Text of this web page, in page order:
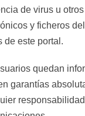
de virus u
y ficheros
de este portal.
quedan
garantías